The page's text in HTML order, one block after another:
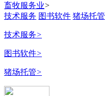
畜牧服务业>
技术服务 图书软件 猪场托管
技术服务>
图书软件>
猪场托管>